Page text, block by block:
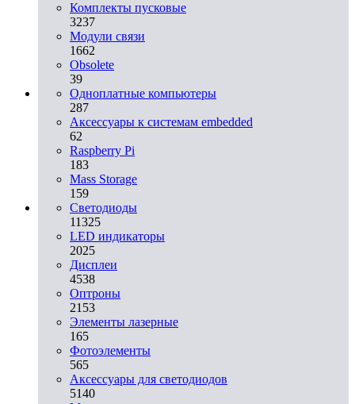
Комплекты пусковые
3237
Модули связи
1662
Obsolete
39
Одноплатные компьютеры
287
Аксессуары к системам embedded
62
Raspberry Pi
183
Mass Storage
159
Светодиоды
11325
LED индикаторы
2025
Дисплеи
4538
Оптроны
2153
Элементы лазерные
165
Фотоэлементы
565
Аксессуары для светодиодов
5140